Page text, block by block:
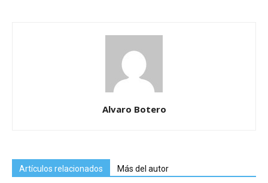
Alvaro Botero
Artículos relacionados Más del autor